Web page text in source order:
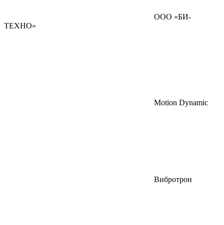
ООО «БИ-
ТЕХНО»
Motion Dynamic
Вибротрон